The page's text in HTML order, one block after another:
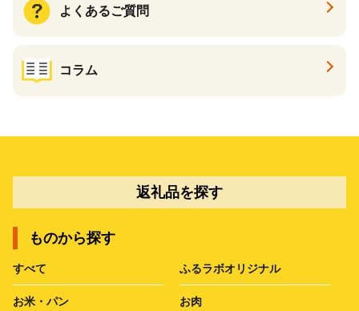
よくあるご質問
コラム
返礼品を探す
ものから探す
すべて ふるラボオリジナル
お米・パン お肉